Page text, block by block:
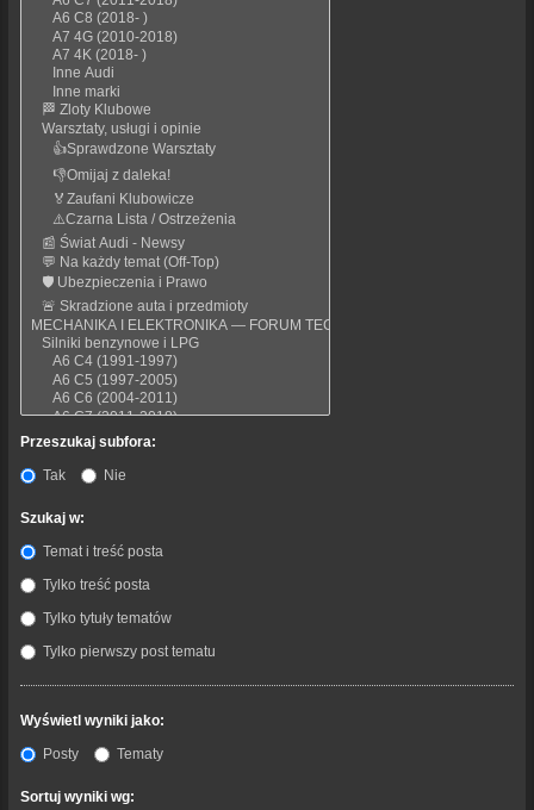
Przeszukaj subfora:
Tak
Nie
Szukaj w:
Temat i treść posta
Tylko treść posta
Tylko tytuły tematów
Tylko pierwszy post tematu
Wyświetl wyniki jako:
Posty
Tematy
Sortuj wyniki wg: